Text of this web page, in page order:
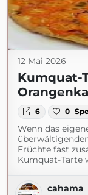
12 Mai 2026
Kumquat-
6 0
Wenn das
Früchte fast
Kumquat-Tarte
cahama